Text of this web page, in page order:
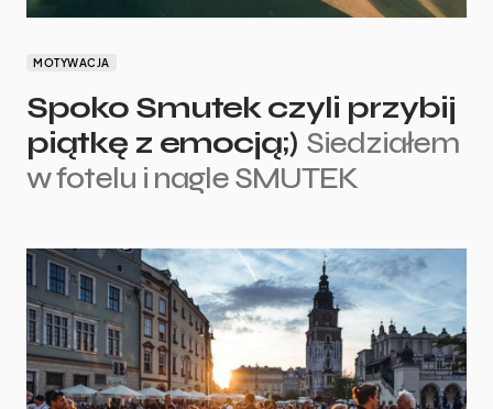
MOTYWACJA
Spoko Smutek czyli przybij
piątkę z emocją;) Siedziałem
w fotelu i nagle SMUTEK